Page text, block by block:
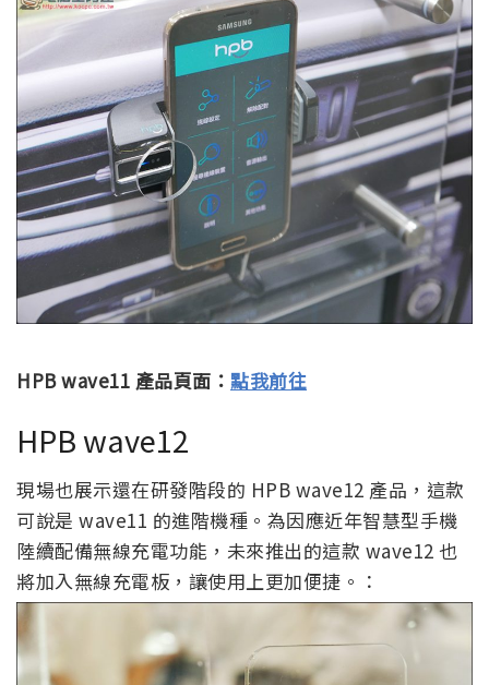
HPB wave11 產品頁面： 點我前往
HPB wave12
現場也展示還在研發階段的 HPB wave12 產品，這款
可說是 wave11 的進階機種。為因應近年智慧型手機
陸續配備無線充電功能，未來推出的這款 wave12 也
將加入無線充電板，讓使用上更加便捷。：